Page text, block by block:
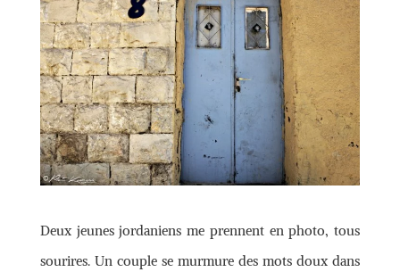
Deux jeunes jordaniens me prennent en photo, tous
sourires. Un couple se murmure des mots doux dans